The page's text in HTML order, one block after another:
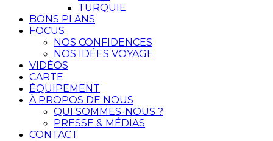
TURQUIE
BONS PLANS
FOCUS
NOS CONFIDENCES
NOS IDÉES VOYAGE
VIDÉOS
CARTE
ÉQUIPEMENT
À PROPOS DE NOUS
QUI SOMMES-NOUS ?
PRESSE & MÉDIAS
CONTACT